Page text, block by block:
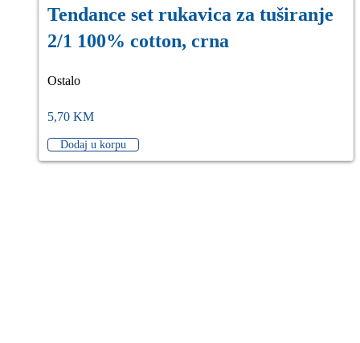
Tendance set rukavica za tuširanje
2/1 100% cotton, crna
Ostalo
5,70 KM
Dodaj u korpu